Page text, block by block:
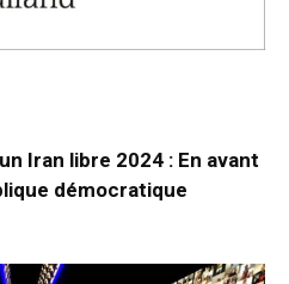
Iran libre 2024 : En avant
démocratique